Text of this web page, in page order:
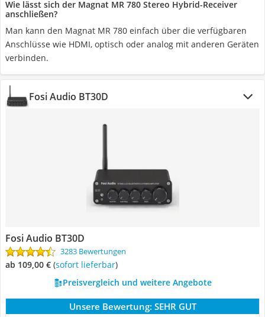
Wie lässt sich der Magnat MR 780 Stereo Hybrid-Receiver
anschließen?
Man kann den Magnat MR 780 einfach über die verfügbaren
Anschlüsse wie HDMI, optisch oder analog mit anderen Geräten
verbinden.
Fosi Audio BT30D
Fosi Audio BT30D
3283 Bewertungen
ab 109,00 € ( Sofort lieferbar)
Preisvergleich und weitere Angebote
Unsere Bewertung: SEHR GUT